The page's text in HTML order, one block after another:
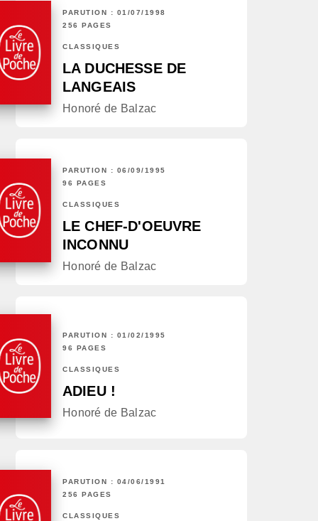
PARUTION : 01/07/1998
256 PAGES
CLASSIQUES
LA DUCHESSE DE
LANGEAIS
Honoré de Balzac
PARUTION : 06/09/1995
96 PAGES
CLASSIQUES
LE CHEF-D'OEUVRE
INCONNU
Honoré de Balzac
PARUTION : 01/02/1995
96 PAGES
CLASSIQUES
ADIEU !
Honoré de Balzac
PARUTION : 04/06/1991
256 PAGES
CLASSIQUES